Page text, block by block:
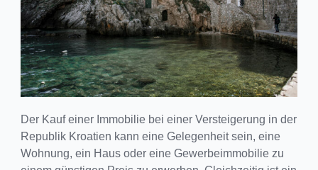
Der Kauf einer Immobilie bei einer Versteigerung in der
Republik Kroatien kann eine Gelegenheit sein, eine
Wohnung, ein Haus oder eine Gewerbeimmobilie zu